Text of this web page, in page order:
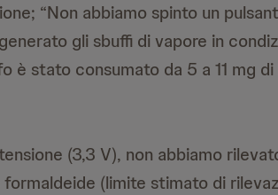
“Non abbiamo spinto un
gli sbuffi di vapore in
è stato consumato da 5 a 11 mg
(3,3 V), non abbiamo
formaldeide (limite stimato di